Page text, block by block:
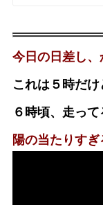
今日の日差し、
これは５時だけ
６時頃、走っ
陽の当たりすぎ